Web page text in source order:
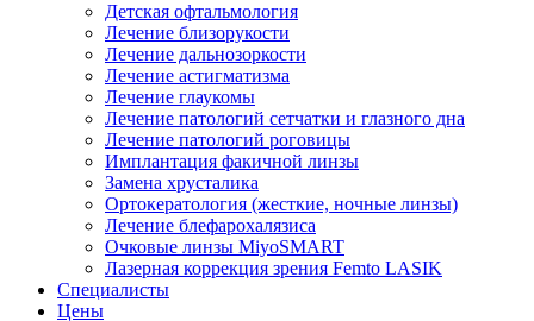
Детская офтальмология
Лечение близорукости
Лечение дальнозоркости
Лечение астигматизма
Лечение глаукомы
Лечение патологий сетчатки и глазного дна
Лечение патологий роговицы
Имплантация факичной линзы
Замена хрусталика
Ортокератология (жесткие, ночные линзы)
Лечение блефарохалязиса
Очковые линзы MiyoSMART
Лазерная коррекция зрения Femto LASIK
Специалисты
Цены